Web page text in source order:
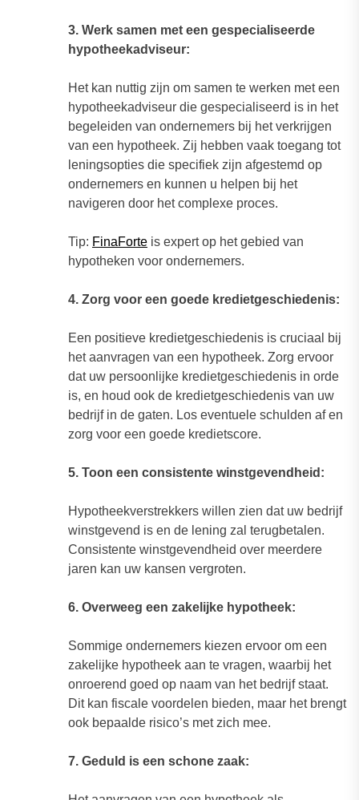
3. Werk samen met een gespecialiseerde
hypotheekadviseur:
Het kan nuttig zijn om samen te werken met een
hypotheekadviseur die gespecialiseerd is in het
begeleiden van ondernemers bij het verkrijgen
van een hypotheek. Zij hebben vaak toegang tot
leningsopties die specifiek zijn afgestemd op
ondernemers en kunnen u helpen bij het
navigeren door het complexe proces.
Tip: FinaForte is expert op het gebied van
hypotheken voor ondernemers.
4. Zorg voor een goede kredietgeschiedenis:
Een positieve kredietgeschiedenis is cruciaal bij
het aanvragen van een hypotheek. Zorg ervoor
dat uw persoonlijke kredietgeschiedenis in orde
is, en houd ook de kredietgeschiedenis van uw
bedrijf in de gaten. Los eventuele schulden af en
zorg voor een goede kredietscore.
5. Toon een consistente winstgevendheid:
Hypotheekverstrekkers willen zien dat uw bedrijf
winstgevend is en de lening zal terugbetalen.
Consistente winstgevendheid over meerdere
jaren kan uw kansen vergroten.
6. Overweeg een zakelijke hypotheek:
Sommige ondernemers kiezen ervoor om een
zakelijke hypotheek aan te vragen, waarbij het
onroerend goed op naam van het bedrijf staat.
Dit kan fiscale voordelen bieden, maar het brengt
ook bepaalde risico’s met zich mee.
7. Geduld is een schone zaak: